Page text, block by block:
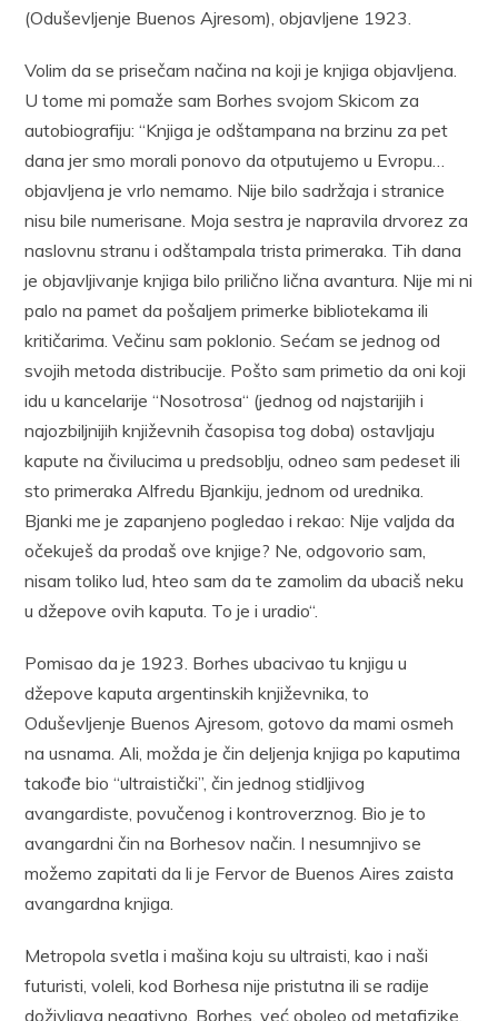
(Oduševljenje Buenos Ajresom), objavljene 1923.
Volim da se prisečam načina na koji je knjiga objavljena.
U tome mi pomaže sam Borhes svojom Skicom za
autobiografiju: “Knjiga je odštampana na brzinu za pet
dana jer smo morali ponovo da otputujemo u Evropu…
objavljena je vrlo nemamo. Nije bilo sadržaja i stranice
nisu bile numerisane. Moja sestra je napravila drvorez za
naslovnu stranu i odštampala trista primeraka. Tih dana
je objavljivanje knjiga bilo prilično lična avantura. Nije mi ni
palo na pamet da pošaljem primerke bibliotekama ili
kritičarima. Večinu sam poklonio. Sećam se jednog od
svojih metoda distribucije. Pošto sam primetio da oni koji
idu u kancelarije “Nosotrosa“ (jednog od najstarijih i
najozbiljnijih književnih časopisa tog doba) ostavljaju
kapute na čivilucima u predsoblju, odneo sam pedeset ili
sto primeraka Alfredu Bjankiju, jednom od urednika.
Bjanki me je zapanjeno pogledao i rekao: Nije valjda da
očekuješ da prodaš ove knjige? Ne, odgovorio sam,
nisam toliko lud, hteo sam da te zamolim da ubaciš neku
u džepove ovih kaputa. To je i uradio“.
Pomisao da je 1923. Borhes ubacivao tu knjigu u
džepove kaputa argentinskih književnika, to
Oduševljenje Buenos Ajresom, gotovo da mami osmeh
na usnama. Ali, možda je čin deljenja knjiga po kaputima
takođe bio “ultraistički”, čin jednog stidljivog
avangardiste, povučenog i kontroverznog. Bio je to
avangardni čin na Borhesov način. I nesumnjivo se
možemo zapitati da li je Fervor de Buenos Aires zaista
avangardna knjiga.
Metropola svetla i mašina koju su ultraisti, kao i naši
futuristi, voleli, kod Borhesa nije pristutna ili se radije
doživljava negativno. Borhes, već oboleo od metafizike,